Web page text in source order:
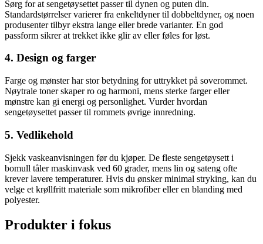
Sørg for at sengetøysettet passer til dynen og puten din.
Standardstørrelser varierer fra enkeltdyner til dobbeltdyner, og noen
produsenter tilbyr ekstra lange eller brede varianter. En god
passform sikrer at trekket ikke glir av eller føles for løst.
4. Design og farger
Farge og mønster har stor betydning for uttrykket på soverommet.
Nøytrale toner skaper ro og harmoni, mens sterke farger eller
mønstre kan gi energi og personlighet. Vurder hvordan
sengetøysettet passer til rommets øvrige innredning.
5. Vedlikehold
Sjekk vaskeanvisningen før du kjøper. De fleste sengetøysett i
bomull tåler maskinvask ved 60 grader, mens lin og sateng ofte
krever lavere temperaturer. Hvis du ønsker minimal stryking, kan du
velge et krøllfritt materiale som mikrofiber eller en blanding med
polyester.
Produkter i fokus